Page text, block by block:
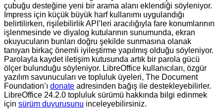
çubuğu desteğine yeni bir arama alanı eklendiği söyleniyor.
Impress için küçük büyük harf kullanımı uygulandığı
belirtilirken, rişilebilirlik API’leri aracılığıyla fare konumlarının
işlenmesinde ve diyalog kutularının sunumunda, ekran
okuyucuların bunları doğru şekilde sunmasına olanak
tanıyan birkaç önemli iyileştirme yapılmış olduğu söyleniyor.
Parolayla kaydet iletişim kutusunda artık bir parola gücü
ölçer bulunduğu söyleniyor. LibreOffice kullanıcıları, özgür
yazılım savunucuları ve topluluk üyeleri, The Document
Foundation’ı donate adresinden bağış ile destekleyebilirler.
LibreOffice 24.2.0 topluluk sürümü hakkında bilgi edinmek
için sürüm duyurusunu inceleyebilirsiniz.